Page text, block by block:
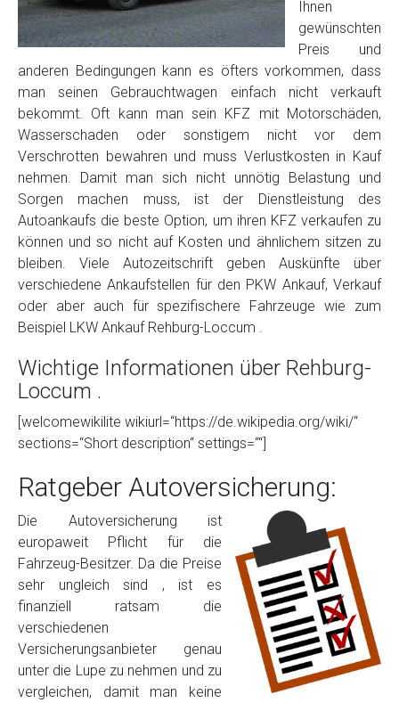
Foto Nr. 3
Sonstiges
Fertig
Wie viel ist 10+2 ?*
Ihnen
gewünschten
Preis und
anderen Bedingungen kann es öfters vorkommen, dass
man seinen Gebrauchtwagen einfach nicht verkauft
bekommt. Oft kann man sein KFZ mit Motorschäden,
Wasserschaden oder sonstigem nicht vor dem
Verschrotten bewahren und muss Verlustkosten in Kauf
nehmen. Damit man sich nicht unnötig Belastung und
Sorgen machen muss, ist der Dienstleistung des
Autoankaufs die beste Option, um ihren KFZ verkaufen zu
können und so nicht auf Kosten und ähnlichem sitzen zu
bleiben. Viele Autozeitschrift geben Auskünfte über
verschiedene Ankaufstellen für den PKW Ankauf, Verkauf
oder aber auch für spezifischere Fahrzeuge wie zum
Beispiel LKW Ankauf Rehburg-Loccum .
Wichtige Informationen über Rehburg-
Loccum .
[welcomewikilite wikiurl=“https://de.wikipedia.org/wiki/“
sections=“Short description“ settings=““]
Ratgeber Autoversicherung:
Die Autoversicherung ist
europaweit Pflicht für die
Fahrzeug-Besitzer. Da die Preise
sehr ungleich sind , ist es
finanziell ratsam die
verschiedenen
Versicherungsanbieter genau
unter die Lupe zu nehmen und zu
vergleichen, damit man keine